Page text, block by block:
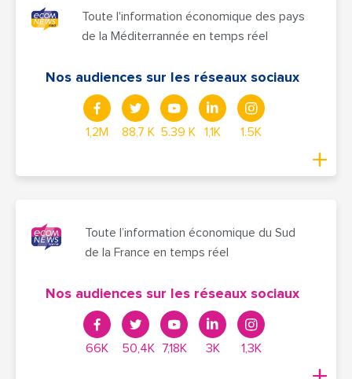
Toute l'information économique des pays
de la Méditerrannée en temps réel
Nos audiences sur les réseaux sociaux
1,2M 88,7 K 5.39 K 1,1K 1.5K
Toute l’information économique du Sud
de la France en temps réel
Nos audiences sur les réseaux sociaux
66K 50,4K 7,18K 3K 1,3K